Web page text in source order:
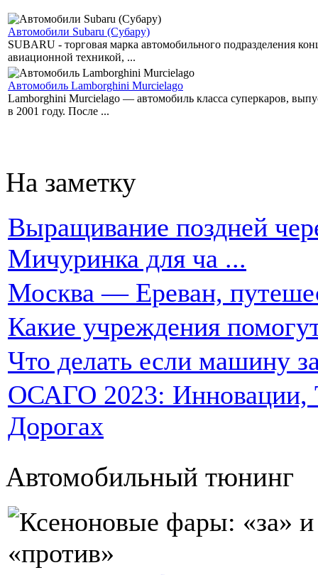
Автомобили Subaru (Субару)
SUBARU - торговая марка автомобильного подразделения
авиационной техникой, ...
Автомобиль Lamborghini Murcielago
Lamborghini Murcielago — автомобиль класса суперкаров,
в 2001 году. После ...
На заметку
Выращивание поздней
Мичуринка для ча ...
Москва — Ереван,
Какие учреждения
Что делать если машину
ОСАГО 2023: Инновации,
Дорогах
Автомобильный тюнинг